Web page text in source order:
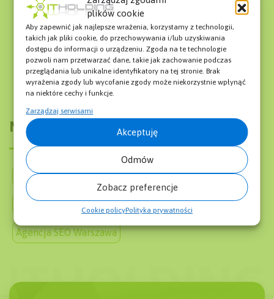
plików cookie
Aby zapewnić jak najlepsze wrażenia, korzystamy z technologii,
takich jak pliki cookie, do przechowywania i/lub uzyskiwania
dostępu do informacji o urządzeniu. Zgoda na te technologie
pozwoli nam przetwarzać dane, takie jak zachowanie podczas
przeglądania lub unikalne identyfikatory na tej stronie. Brak
wyrażenia zgody lub wycofanie zgody może niekorzystnie wpłynąć
na niektóre cechy i funkcje.
Zarządzaj serwisami
Akceptuję
Odmów
Zobacz preferencje
Cookie policyPolityka prywatności
Co to jest LinkedIn?
Co to jest 502 bad gateway?
Google Merchant Center – Co to jest?
Street View
Voice Search Google Ads Keyword Planner
Exact Match Domain
Menu
O firmie Słownik SEO SEM Blog
Pozycjonowanie Stron Cennik Mapa Strony
Agencja SEO Warszawa